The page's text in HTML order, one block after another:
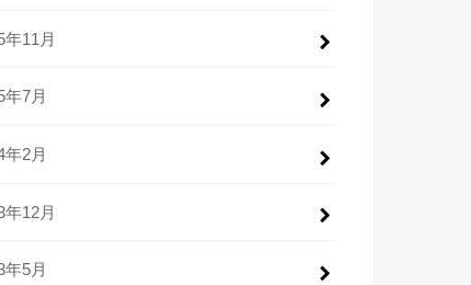
年11月
年7月
年2月
年12月
年5月